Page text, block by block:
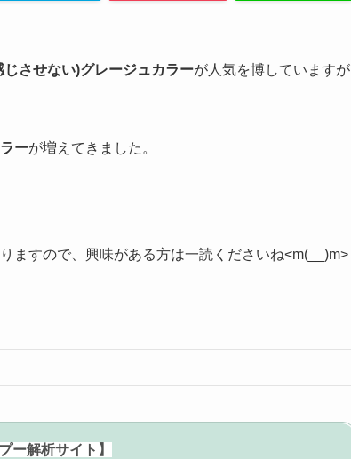
させない)グレージュカラーが人気を博していますが
ーが増えてきました。
ますので、興味がある方は一読くださいね<m(__)m>
ー解析サイト】